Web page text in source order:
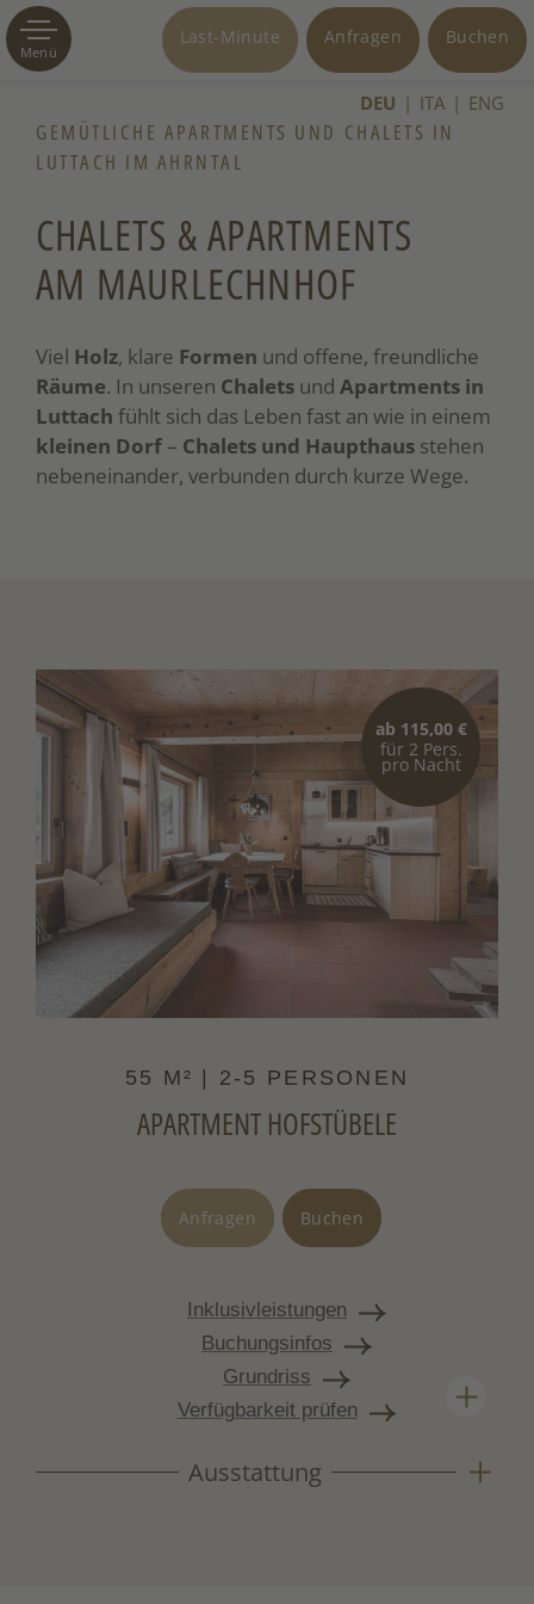
Menü
Buchen
Anfragen
Last-Minute
DEU ITA ENG
GEMÜTLICHE APARTMENTS UND CHALETS IN
LUTTACH IM AHRNTAL
CHALETS & APARTMENTS
AM MAURLECHNHOF
Viel Holz, klare Formen und offene, freundliche
Räume. In unseren Chalets und Apartments in
Luttach fühlt sich das Leben fast an wie in einem
kleinen Dorf – Chalets und Haupthaus stehen
nebeneinander, verbunden durch kurze Wege.
55 M² | 2-5 PERSONEN
APARTMENT HOFSTÜBELE
ab 115,00 €
für 2 Pers.
pro Nacht
Anfragen Buchen
Inklusivleistungen
Buchungsinfos
Grundriss
Verfügbarkeit prüfen
Ausstattung